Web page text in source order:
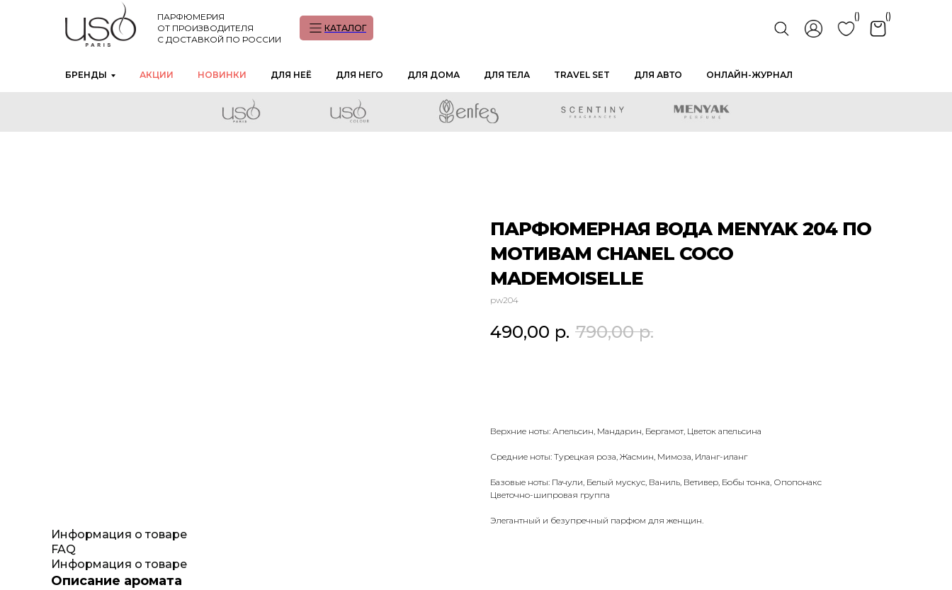
ПАРФЮМЕРИЯ
ОТ ПРОИЗВОДИТЕЛЯ
С ДОСТАВКОЙ ПО РОССИИ
()
()
КАТАЛОГ
БРЕНДЫ АКЦИИ НОВИНКИ ДЛЯ НЕЁ ДЛЯ НЕГО ДЛЯ ДОМА ДЛЯ ТЕЛА TRAVEL SET ДЛЯ АВТО ОНЛАЙН-ЖУРНАЛ
ПАРФЮМЕРНАЯ ВОДА MENYAK 204 ПО
МОТИВАМ CHANEL COCO
MADEMOISELLE
pw204
490,00 р. 790,00 р.
Верхние ноты: Апельсин, Мандарин, Бергамот, Цветок апельсина
Средние ноты: Турецкая роза, Жасмин, Мимоза, Иланг-иланг
Базовые ноты: Пачули, Белый мускус, Ваниль, Ветивер, Бобы тонка, Опопонакс
Цветочно-шипровая группа
Элегантный и безупречный парфюм для женщин.
Информация о товаре
FAQ
Информация о товаре
Описание аромата